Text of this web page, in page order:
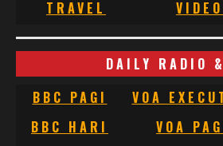
TRAVEL
VIDEO
DAILY RADIO
BBC PAGI
VOA
BBC HARI
VOA